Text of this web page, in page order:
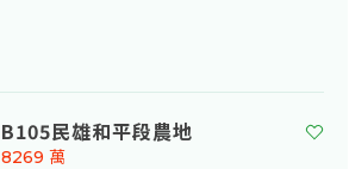
B105民雄和平段農地
8269 萬